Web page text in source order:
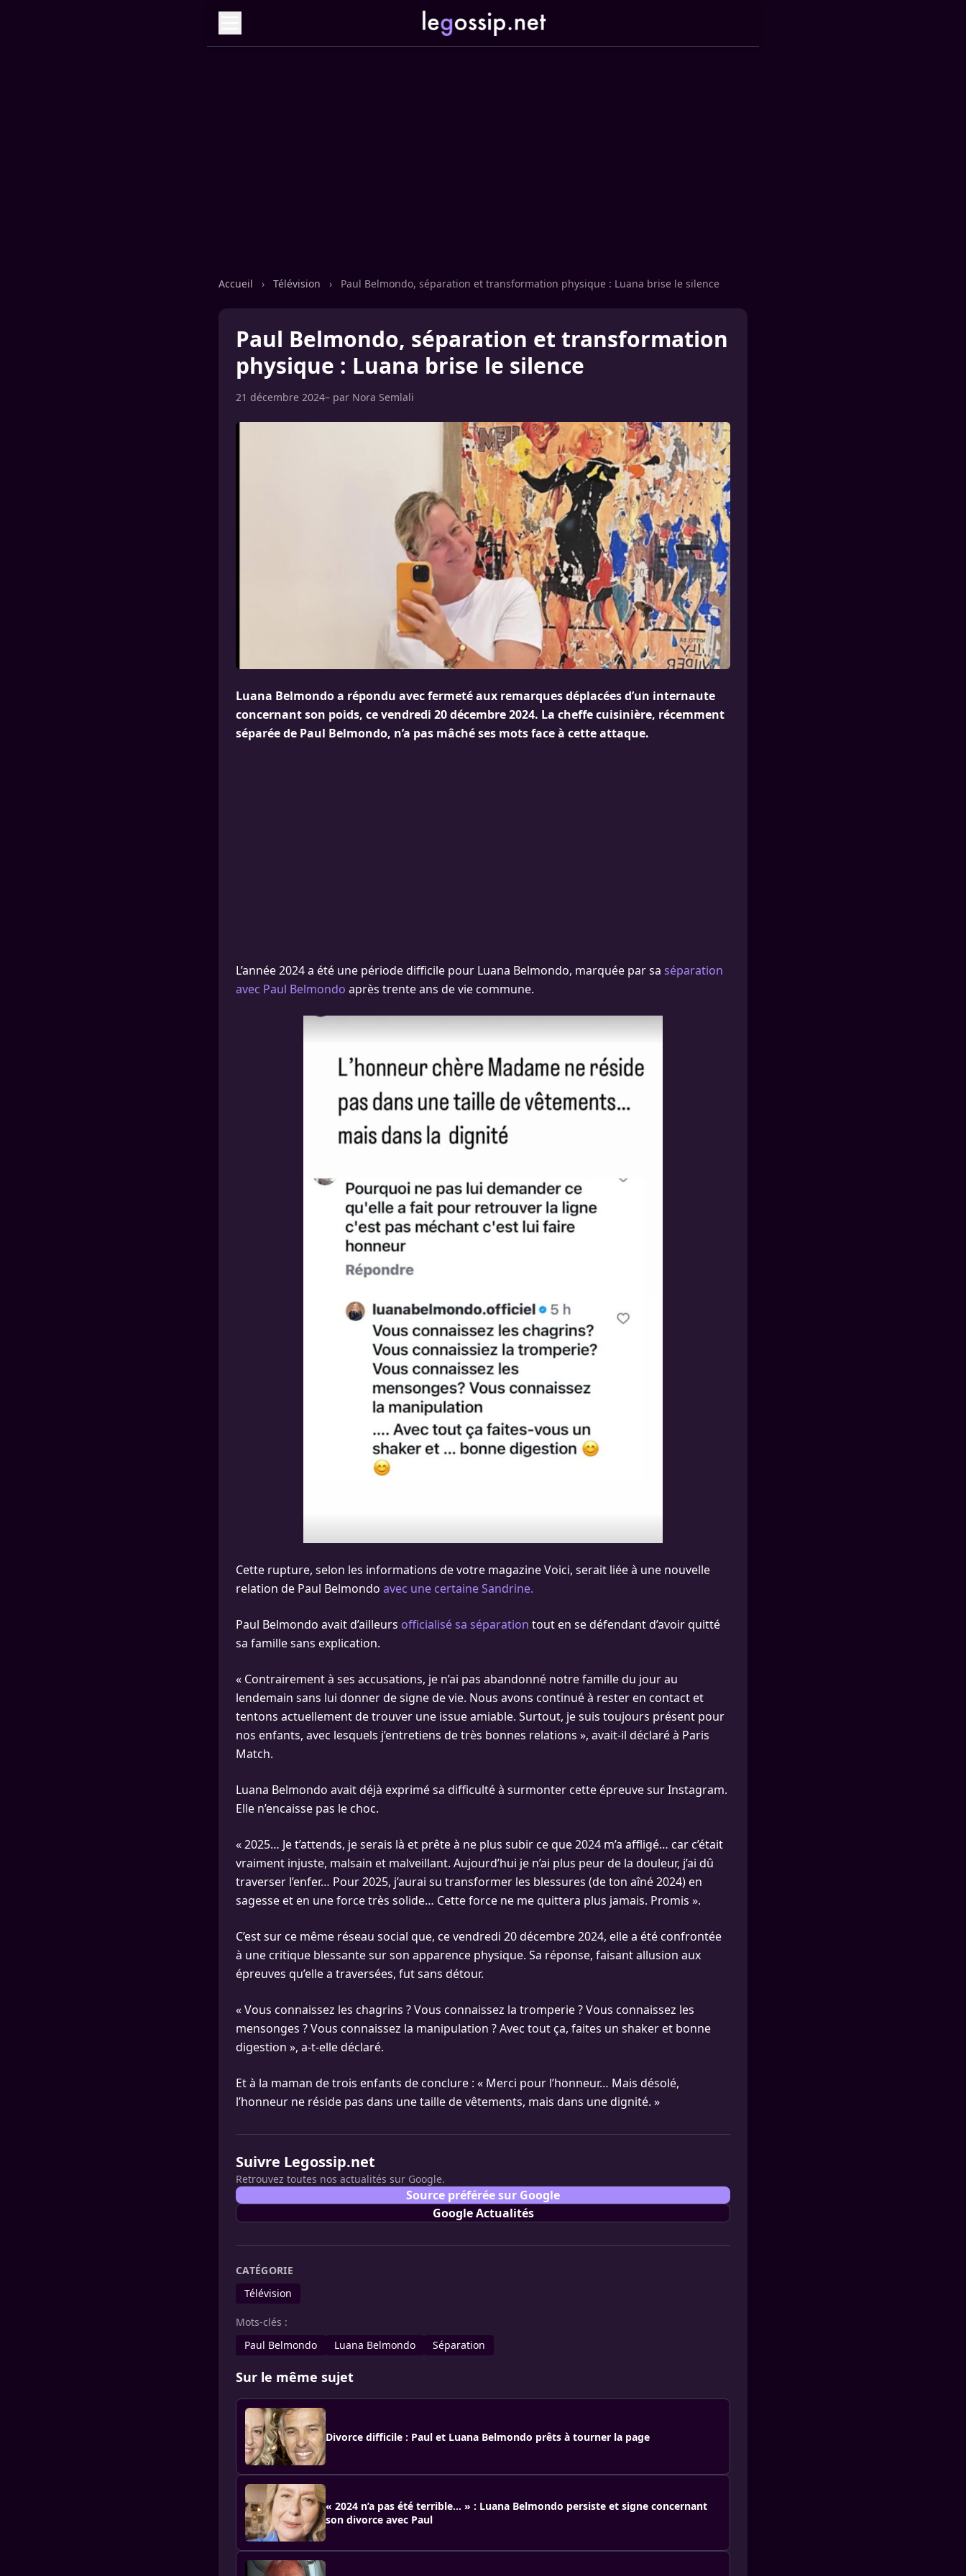
Accueil › Télévision › Paul Belmondo, séparation et transformation physique : Luana brise le silence
Paul Belmondo, séparation et transformation
physique : Luana brise le silence
21 décembre 2024– par Nora Semlali
Luana Belmondo a répondu avec fermeté aux remarques déplacées d’un internaute
concernant son poids, ce vendredi 20 décembre 2024. La cheffe cuisinière, récemment
séparée de Paul Belmondo, n’a pas mâché ses mots face à cette attaque.
L’année 2024 a été une période difficile pour Luana Belmondo, marquée par sa séparation
avec Paul Belmondo après trente ans de vie commune.
Cette rupture, selon les informations de votre magazine Voici, serait liée à une nouvelle
relation de Paul Belmondo avec une certaine Sandrine.
Paul Belmondo avait d’ailleurs officialisé sa séparation tout en se défendant d’avoir quitté
sa famille sans explication.
« Contrairement à ses accusations, je n’ai pas abandonné notre famille du jour au
lendemain sans lui donner de signe de vie. Nous avons continué à rester en contact et
tentons actuellement de trouver une issue amiable. Surtout, je suis toujours présent pour
nos enfants, avec lesquels j’entretiens de très bonnes relations », avait-il déclaré à Paris
Match.
Luana Belmondo avait déjà exprimé sa difficulté à surmonter cette épreuve sur Instagram.
Elle n’encaisse pas le choc.
« 2025… Je t’attends, je serais là et prête à ne plus subir ce que 2024 m’a affligé… car c’était
vraiment injuste, malsain et malveillant. Aujourd’hui je n’ai plus peur de la douleur, j’ai dû
traverser l’enfer… Pour 2025, j’aurai su transformer les blessures (de ton aîné 2024) en
sagesse et en une force très solide… Cette force ne me quittera plus jamais. Promis ».
C’est sur ce même réseau social que, ce vendredi 20 décembre 2024, elle a été confrontée
à une critique blessante sur son apparence physique. Sa réponse, faisant allusion aux
épreuves qu’elle a traversées, fut sans détour.
« Vous connaissez les chagrins ? Vous connaissez la tromperie ? Vous connaissez les
mensonges ? Vous connaissez la manipulation ? Avec tout ça, faites un shaker et bonne
digestion », a-t-elle déclaré.
Et à la maman de trois enfants de conclure : « Merci pour l’honneur… Mais désolé,
l’honneur ne réside pas dans une taille de vêtements, mais dans une dignité. »
Suivre Legossip.net
Retrouvez toutes nos actualités sur Google.
Source préférée sur Google
Google Actualités
CATÉGORIE
Télévision
Mots-clés :
Paul Belmondo
Luana Belmondo Séparation
Sur le même sujet
Divorce difficile : Paul et Luana Belmondo prêts à tourner la page
« 2024 n’a pas été terrible… » : Luana Belmondo persiste et signe concernant
son divorce avec Paul